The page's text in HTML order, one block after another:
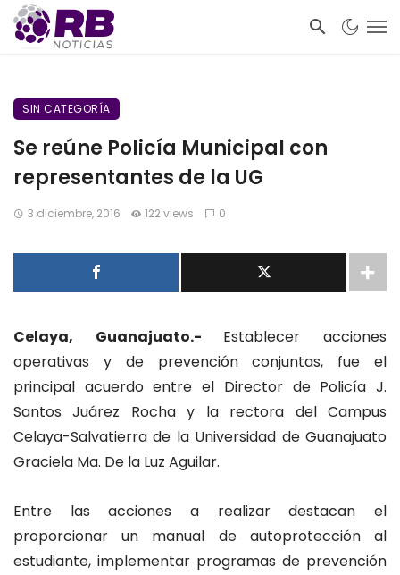
SIN CATEGORÍA
Se reúne Policía Municipal con
representantes de la UG
3 diciembre, 2016 122 views 0
Celaya, Guanajuato.- Establecer acciones
operativas y de prevención conjuntas, fue el
principal acuerdo entre el Director de Policía J.
Santos Juárez Rocha y la rectora del Campus
Celaya-Salvatierra de la Universidad de Guanajuato
Graciela Ma. De la Luz Aguilar.
Entre las acciones a realizar destacan el
proporcionar un manual de autoprotección al
estudiante, implementar programas de prevención